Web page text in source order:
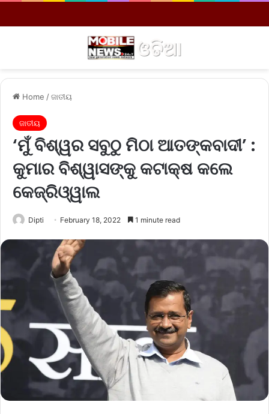
Home /ଜାତୀୟ
ଜାତୀୟ
‘ମୁଁ ବିଶ୍ୱର ସବୁଠୁ ମିଠା ଆତଙ୍କବାଦୀ’ :
କୁମାର ବିଶ୍ୱାସଙ୍କୁ କଟାକ୍ଷ କଲେ
କେଜ୍ରିଓ୍ୱାଲ
Dipti February 18, 2022 1 minute read